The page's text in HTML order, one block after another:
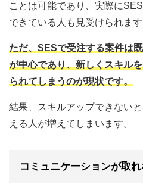
ことは可能であり、実際に
できている人も見受けられます
ただ、SESで受注する案件は
が中心であり、新しくスキル
られてしまうのが現状です。
結果、スキルアップできない
える人が増えてしまいます。
コミュニケーションが取